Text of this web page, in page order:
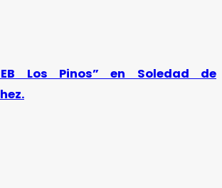
Los Pinos” en Soledad de